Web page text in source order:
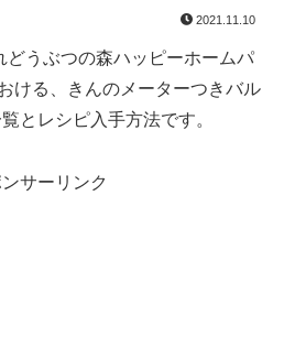
2021.11.10
どうぶつの森ハッピーホームパ
ける、きんのメーターつきバル
とレシピ入手方法です。
サーリンク